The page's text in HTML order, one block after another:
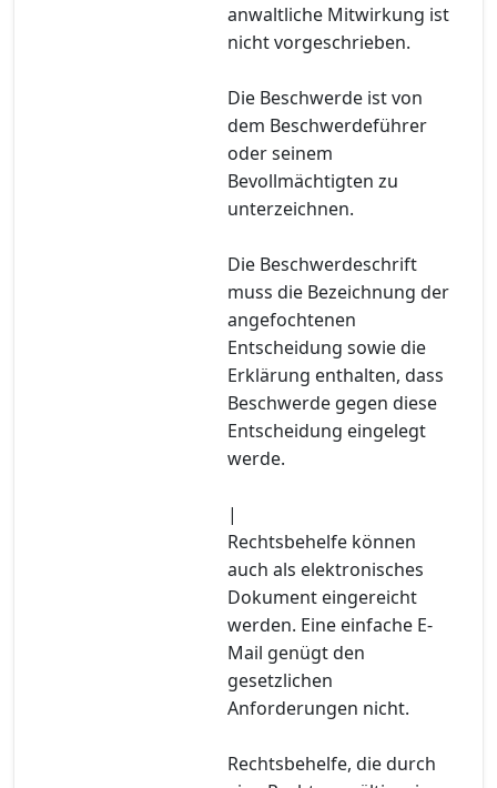
anwaltliche Mitwirkung ist
nicht vorgeschrieben.
Die Beschwerde ist von
dem Beschwerdeführer
oder seinem
Bevollmächtigten zu
unterzeichnen.
Die Beschwerdeschrift
muss die Bezeichnung der
angefochtenen
Entscheidung sowie die
Erklärung enthalten, dass
Beschwerde gegen diese
Entscheidung eingelegt
werde.
|
Rechtsbehelfe können
auch als elektronisches
Dokument eingereicht
werden. Eine einfache E-
Mail genügt den
gesetzlichen
Anforderungen nicht.
Rechtsbehelfe, die durch